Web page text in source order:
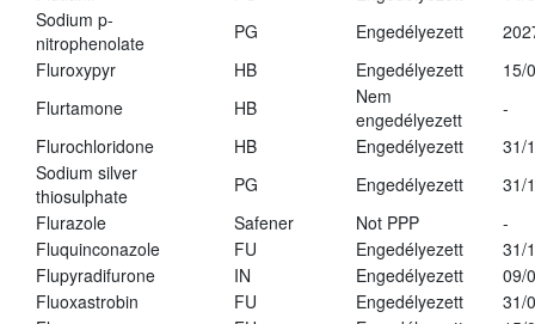
Sodium p-
nitrophenolate
PG Engedélyezett
Fluroxypyr
HB Engedélyezett
15/
Flurtamone
HB
Nem
engedélyezett
-
Flurochloridone
HB Engedélyezett
31/
Sodium silver
thiosulphate
PG Engedélyezett
31/
Flurazole
Safener Not PPP
-
Fluquinconazole
FU Engedélyezett
31/
Flupyradifurone
IN Engedélyezett
09/
Fluoxastrobin
FU Engedélyezett
31/